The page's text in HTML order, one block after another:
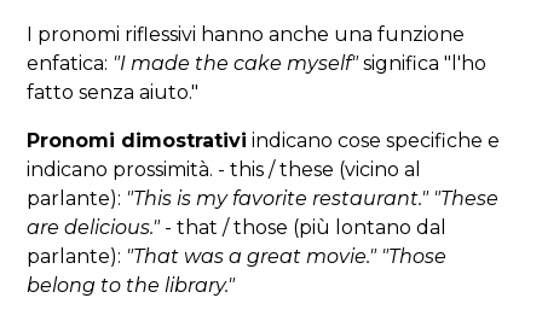
I pronomi riflessivi hanno anche una funzione
enfatica: "I made the cake myself"significa "l'ho
fatto senza aiuto."
Pronomi dimostrativi indicano cose specifiche e
indicano prossimità. - this / these (vicino al
parlante): "This is my favorite restaurant." "These
are delicious."- that / those (più lontano dal
parlante): "That was a great movie." "Those
belong to the library."